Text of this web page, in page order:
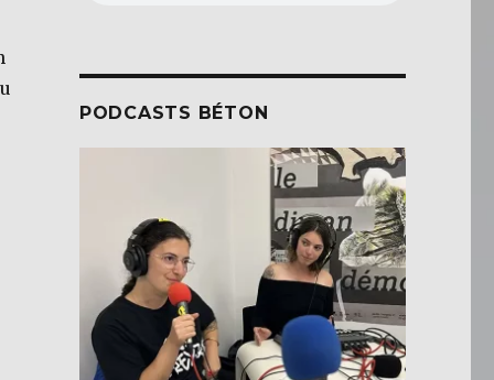
PODCASTS BÉTON